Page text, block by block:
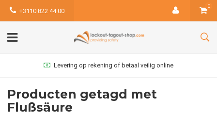
+3110 822 44 00
0
Levering op rekening of betaal veilig online
Producten getagd met
Flußsäure